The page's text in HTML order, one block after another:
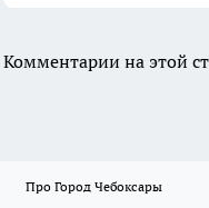
Комментарии на этой
Про Город Чебоксары